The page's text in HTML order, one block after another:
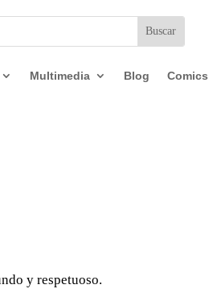
Multimedia Blog Comics
y respetuoso.